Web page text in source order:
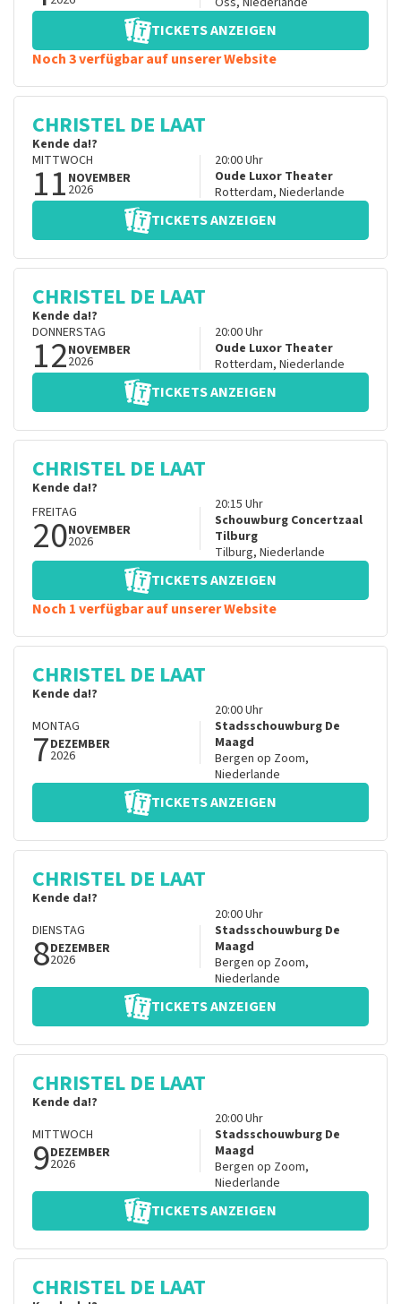
TICKETS ANZEIGEN
Noch 3 verfügbar auf unserer Website
CHRISTEL DE LAAT
Kende da!?
MITTWOCH
11 NOVEMBER
2026
20:00Uhr
Oude Luxor Theater
Rotterdam, Niederlande
TICKETS ANZEIGEN
CHRISTEL DE LAAT
Kende da!?
DONNERSTAG
12NOVEMBER
2026
20:00Uhr
Oude Luxor Theater
Rotterdam, Niederlande
TICKETS ANZEIGEN
CHRISTEL DE LAAT
Kende da!?
FREITAG
20NOVEMBER
2026
20:15 Uhr
Schouwburg Concertzaal
Tilburg
Tilburg, Niederlande
TICKETS ANZEIGEN
Noch 1 verfügbar auf unserer Website
CHRISTEL DE LAAT
Kende da!?
MONTAG
7DEZEMBER
2026
20:00Uhr
Stadsschouwburg De
Maagd
Bergen op Zoom,
Niederlande
TICKETS ANZEIGEN
CHRISTEL DE LAAT
Kende da!?
DIENSTAG
8DEZEMBER
2026
20:00Uhr
Stadsschouwburg De
Maagd
Bergen op Zoom,
Niederlande
TICKETS ANZEIGEN
CHRISTEL DE LAAT
Kende da!?
MITTWOCH
9DEZEMBER
2026
20:00Uhr
Stadsschouwburg De
Maagd
Bergen op Zoom,
Niederlande
TICKETS ANZEIGEN
CHRISTEL DE LAAT